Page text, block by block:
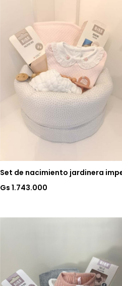
Set de nacimiento jardinera
Gs 1.743.000